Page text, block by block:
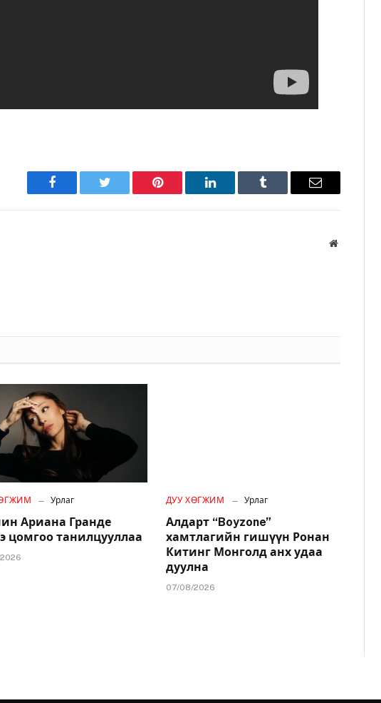
Facebook Twitter Pinterest LinkedIn Tumblr Имэйл
Вэбсайт
Урлаг
Ариана Гранде
цомгоо танилцууллаа
ДУУ ХӨГЖИМ Урлаг
Алдарт “Boyzone”
хамтлагийн гишүүн Ронан
Китинг Монголд анх удаа
дуулна
07/08/2026